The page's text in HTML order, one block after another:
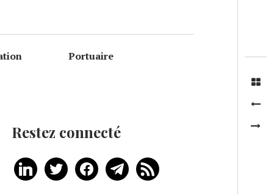
Portuaire
Restez connecté